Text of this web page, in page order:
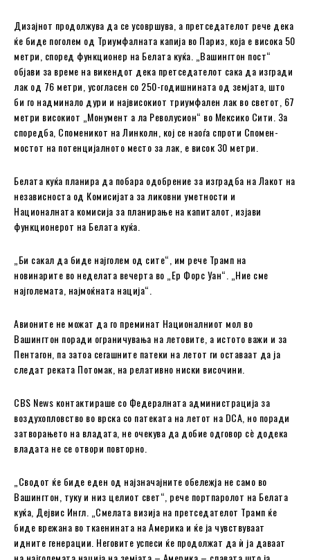
Дизајнот продолжува да се усовршува, а претседателот рече дека
ќе биде поголем од Триумфалната капија во Париз, која е висока 50
метри, според функционер на Белата куќа. „Вашингтон пост“
објави за време на викендот дека претседателот сака да изгради
лак од 76 метри, усогласен со 250-годишнината од земјата, што
би го надминало дури и највисокиот триумфален лак во светот, 67
метри високиот „Монумент а ла Револусион“ во Мексико Сити. За
споредба, Споменикот на Линколн, кој се наоѓа спроти Спомен-
мостот на потенцијалното место за лак, е висок 30 метри.
Белата куќа планира да побара одобрение за изградба на Лакот на
независноста од Комисијата за ликовни уметности и
Националната комисија за планирање на капиталот, изјави
функционерот на Белата куќа.
„Би сакал да биде најголем од сите“, им рече Трамп на
новинарите во неделата вечерта во „Ер Форс Уан“. „Ние сме
најголемата, најмоќната нација“.
Авионите не можат да го преминат Националниот мол во
Вашингтон поради ограничувања на летовите, а истото важи и за
Пентагон, па затоа сегашните патеки на летот ги оставаат да ја
следат реката Потомак, на релативно ниски височини.
CBS News контактираше со Федералната администрација за
воздухопловство во врска со патеката на летот на DCA, но поради
затворањето на владата, не очекува да добие одговор сè додека
владата не се отвори повторно.
„Сводот ќе биде еден од најзначајните обележја не само во
Вашингтон, туку и низ целиот свет“, рече портпаролот на Белата
куќа, Дејвис Ингл. „Смелата визија на претседателот Трамп ќе
биде врежана во ткаенината на Америка и ќе ја чувствуваат
идните генерации. Неговите успеси ќе продолжат да ѝ ја даваат